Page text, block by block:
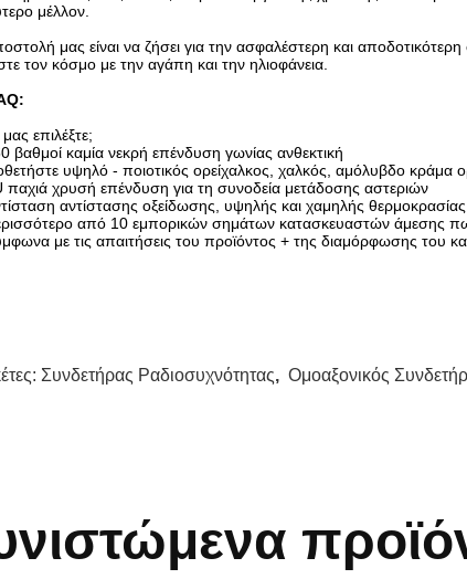
μέλλον.
μας είναι να ζήσει για την ασφαλέστερη και αποδοτικότερη
τον κόσμο με την αγάπη και την ηλιοφάνεια.
μας επιλέξτε;
βαθμοί καμία νεκρή επένδυση γωνίας ανθεκτική
υψηλό - ποιοτικός ορείχαλκος, χαλκός, αμόλυβδο κράμα
παχιά χρυσή επένδυση για τη συνοδεία μετάδοσης αστεριών
αντίστασης οξείδωσης, υψηλής και χαμηλής θερμοκρασίας
από 10 εμπορικών σημάτων κατασκευαστών άμεσης
με τις απαιτήσεις του προϊόντος + της διαμόρφωσης του
Συνδετήρας Ραδιοσυχνότητας, Ομοαξονικός